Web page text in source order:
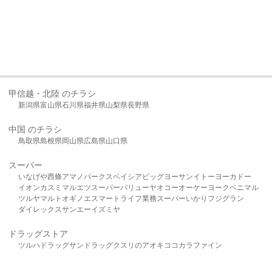
甲信越・北陸 のチラシ
新潟県富山県石川県福井県山梨県長野県
中国 のチラシ
鳥取県島根県岡山県広島県山口県
スーパー
いなげや西條アマノパークスベイシア ビッグヨーサンイトーヨーカドー
イオンカスミ マルエツスーパーバリューヤオコーオーケー ヨークベニマル
ツルヤマルト オギノ エスマート ライフ業務スーパーいかり フジグラン
ダイレックスサンエーイズミヤ
ドラッグストア
ツルハドラッグサンドラッグクスリのアオキ ココカラファイン